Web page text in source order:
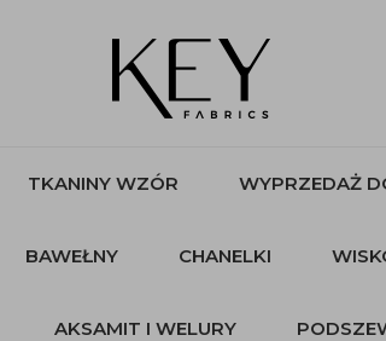
TKANINY WZÓR WYPRZEDAŻ
BAWEŁNY CHANELKI
AKSAMIT I WELURY